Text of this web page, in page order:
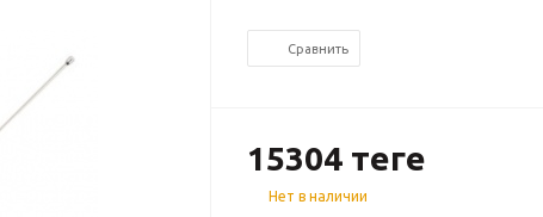
Сравнить
15304 теңге
Нет в наличии